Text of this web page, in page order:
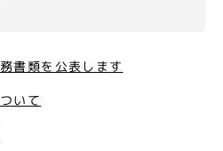
書類を公表します
いて